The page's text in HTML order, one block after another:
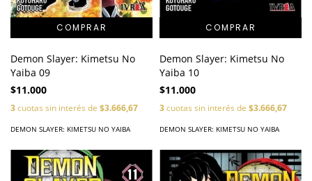
Demon Slayer: Kimetsu No
Yaiba 09
$11.000
3cuotas sin interés de $3.666,67
DEMON SLAYER: KIMETSU NO YAIBA
Demon Slayer: Kimetsu No
Yaiba 10
$11.000
3cuotas sin interés de $3.666,67
DEMON SLAYER: KIMETSU NO YAIBA